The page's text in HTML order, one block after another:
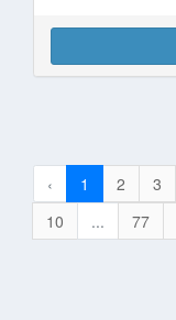
‹ 1 2 3
10
... 77